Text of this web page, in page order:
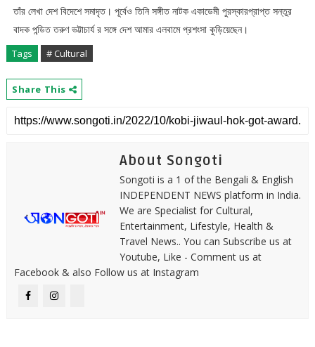
তাঁর লেখা দেশ বিদেশে সমাদৃত। পূর্বেও তিনি সঙ্গীত নাটক একাডেমী পুরস্কারপ্রাপ্ত সন্তুর
বাদক পন্ডিত তরুণ ভট্টাচার্য র সঙ্গে দেশ আমার এলবামে প্রশংসা কুড়িয়েছেন।
Tags # Cultural
Share This
About Songoti
Songoti is a 1 of the Bengali & English
INDEPENDENT NEWS platform in India.
We are Specialist for Cultural,
Entertainment, Lifestyle, Health &
Travel News.. You can Subscribe us at
Youtube, Like - Comment us at
Facebook & also Follow us at Instagram